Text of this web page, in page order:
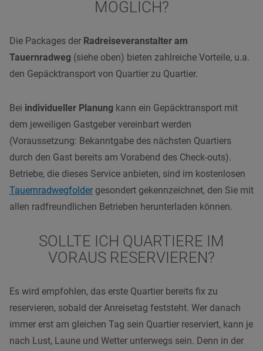
MÖGLICH?
Die Packages der Radreiseveranstalter am
Tauernradweg (siehe oben) bieten zahlreiche Vorteile, u.a.
den Gepäcktransport von Quartier zu Quartier.
Bei individueller Planung kann ein Gepäcktransport mit
dem jeweiligen Gastgeber vereinbart werden
(Voraussetzung: Bekanntgabe des nächsten Quartiers
durch den Gast bereits am Vorabend des Check-outs).
Betriebe, die dieses Service anbieten, sind im kostenlosen
Tauernradwegfolder gesondert gekennzeichnet, den Sie mit
allen radfreundlichen Betrieben herunterladen können.
SOLLTE ICH QUARTIERE IM
VORAUS RESERVIEREN?
Es wird empfohlen, das erste Quartier bereits fix zu
reservieren, sobald der Anreisetag feststeht. Wer danach
immer erst am gleichen Tag sein Quartier reserviert, kann je
nach Lust, Laune und Wetter unterwegs sein. Denn in der